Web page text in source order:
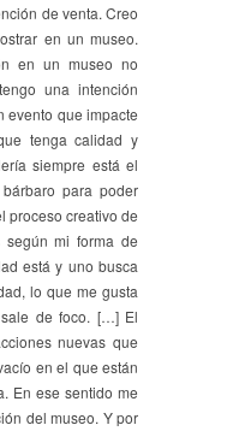
de venta. Creo
en un museo.
en un museo no
una intención
evento que impacte
tenga calidad y
siempre está el
para poder
proceso creativo de
mi forma de
está y uno busca
lo que me gusta
de foco. […] El
nuevas que
en el que están
En ese sentido me
del museo. Y por